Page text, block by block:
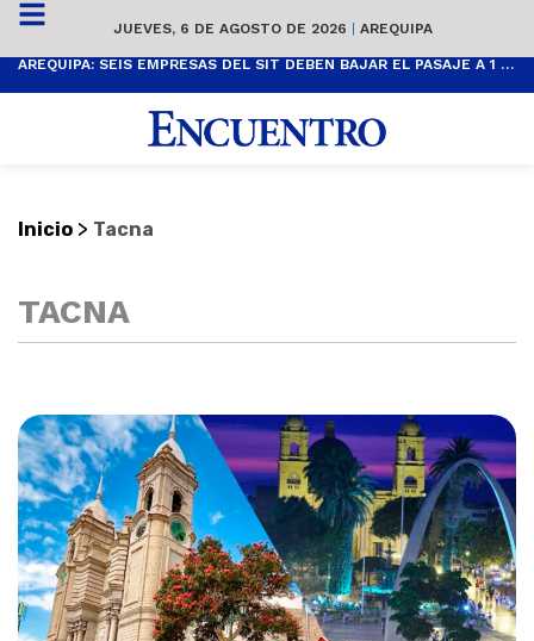
JUEVES, 6 DE AGOSTO DE 2026 | AREQUIPA
AREQUIPA: SEIS EMPRESAS DEL SIT DEBEN BAJAR EL PASAJE A 1 SOL
Inicio > Tacna
TACNA